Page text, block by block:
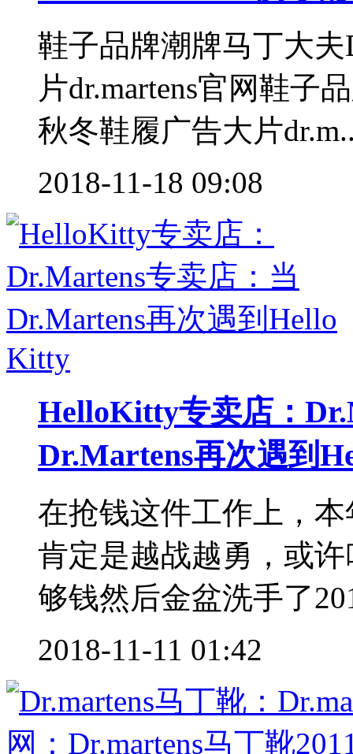
鞋子品牌潮牌马丁大夫
片dr.martens官网鞋子
秋冬鞋履广告大片
2018-11-18 09:08
HelloKitty专卖店：
Dr.Martens再次遇到
在抢钱这件工作上，
肯定是越战越勇，或
够钱然后金盆洗手了
2018-11-11 01:42